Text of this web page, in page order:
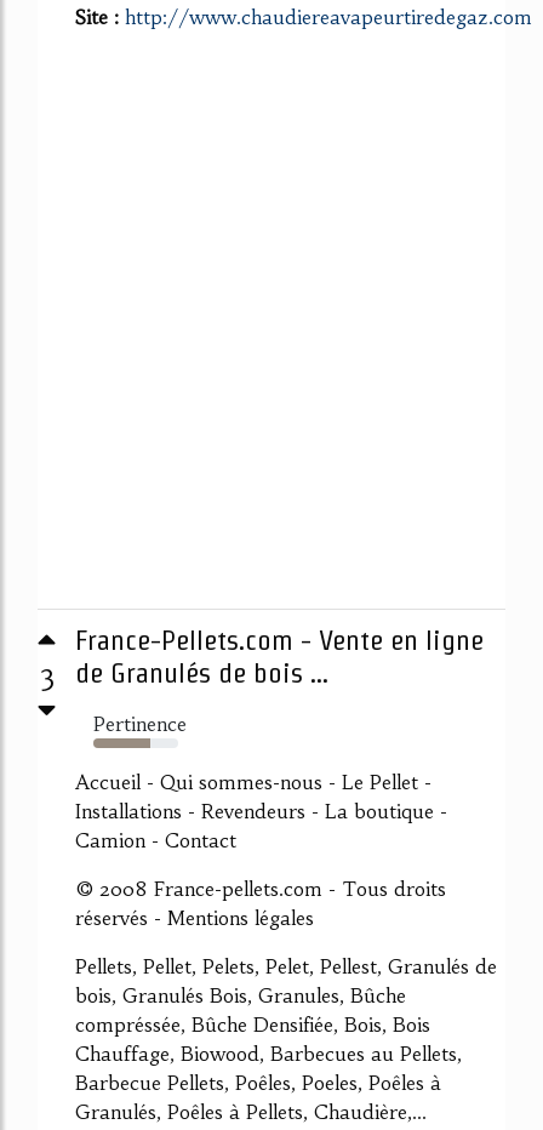
Site : http://www.chaudiereavapeurtiredegaz.com
3
France-Pellets.com - Vente en ligne
de Granulés de bois ...
Pertinence
67%
Accueil - Qui sommes-nous - Le Pellet -
Installations - Revendeurs - La boutique -
Camion - Contact
© 2008 France-pellets.com - Tous droits
réservés - Mentions légales
Pellets, Pellet, Pelets, Pelet, Pellest, Granulés de
bois, Granulés Bois, Granules, Bûche
compréssée, Bûche Densifiée, Bois, Bois
Chauffage, Biowood, Barbecues au Pellets,
Barbecue Pellets, Poêles, Poeles, Poêles à
Granulés, Poêles à Pellets, Chaudière,...